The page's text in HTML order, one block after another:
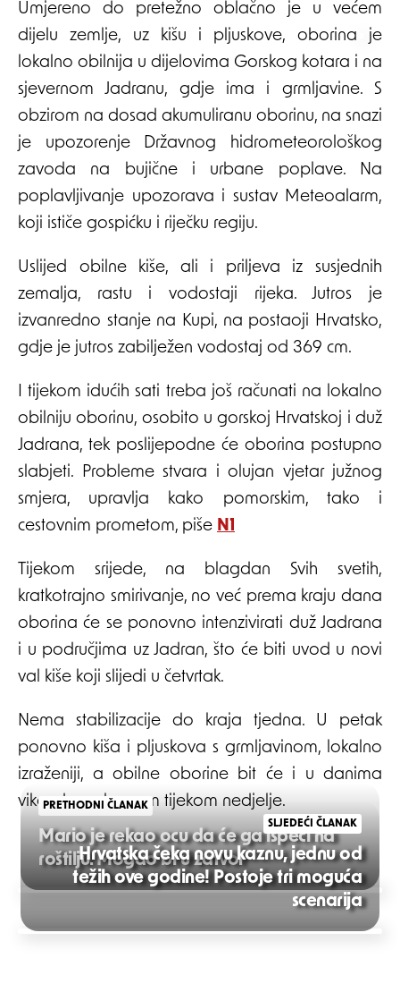
Umjereno do pretežno oblačno je u većem
dijelu zemlje, uz kišu i pljuskove, oborina je
lokalno obilnija u dijelovima Gorskog kotara i na
sjevernom Jadranu, gdje ima i grmljavine. S
obzirom na dosad akumuliranu oborinu, na snazi
je upozorenje Državnog hidrometeorološkog
zavoda na bujične i urbane poplave. Na
poplavljivanje upozorava i sustav Meteoalarm,
koji ističe gospićku i riječku regiju.
Uslijed obilne kiše, ali i priljeva iz susjednih
zemalja, rastu i vodostaji rijeka. Jutros je
izvanredno stanje na Kupi, na postaoji Hrvatsko,
gdje je jutros zabilježen vodostaj od 369 cm.
I tijekom idućih sati treba još računati na lokalno
obilniju oborinu, osobito u gorskoj Hrvatskoj i duž
Jadrana, tek poslijepodne će oborina postupno
slabjeti. Probleme stvara i olujan vjetar južnog
smjera, upravlja kako pomorskim, tako i
cestovnim prometom, piše N1
Tijekom srijede, na blagdan Svih svetih,
kratkotrajno smirivanje, no već prema kraju dana
oborina će se ponovno intenzivirati duž Jadrana
i u područjima uz Jadran, što će biti uvod u novi
val kiše koji slijedi u četvrtak.
Nema stabilizacije do kraja tjedna. U petak
ponovno kiša i pljuskova s grmljavinom, lokalno
izraženiji, a obilne oborine bit će i u danima
vikenda, uglavnom tijekom nedjelje.
Post
navigation
PRETHODNI ČLANAK
Mario je rekao ocu da će ga ispeći na
roštilju. Mogao bi u zatvor
SLJEDEĆI ČLANAK
Hrvatska čeka novu kaznu, jednu od
težih ove godine! Postoje tri moguća
scenarija